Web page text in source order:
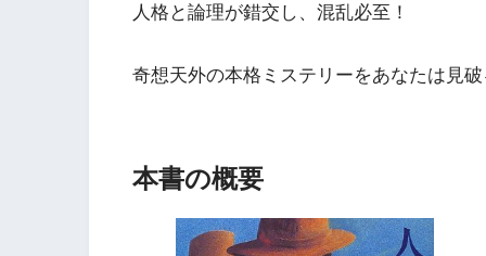
人格と論理が錯交し、混乱必至！
奇想天外の本格ミステリーをあなたは見
本書の概要